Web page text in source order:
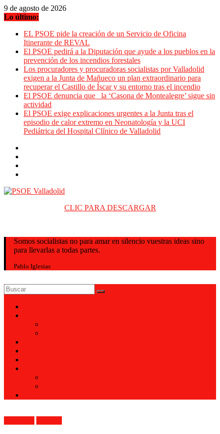
Saltar
al
9 de agosto de 2026
Lo último:
EL PSOE pide la creación de un Servicio de Oficina
Itinerante de REVAL
El PSOE pedirá a la Diputación que ayude a los pueblos en la
prevención de los incendios forestales
Los procuradores y procuradoras socialistas por Valladolid
exigen a la Junta de Mañueco un plan extraordinario para
recuperar el Castillo de Íscar y su entorno tras el incendio
El PSOE denuncia que la ‘Casona de Montealegre’ sigue sin
actividad
El PSOE exige explicaciones urgentes a la Junta tras el
episodio de calor extremo en Neonatología y la UCI
Pediátrica del Hospital Clínico de Valladolid
CLIC PARA DESCARGAR
Somos socialistas no para amar en silencio vuestras ideas sino
para llevarlas a todas partes.
Pablo Iglesias